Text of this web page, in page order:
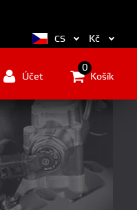
CS Kč
Účet Košík
0